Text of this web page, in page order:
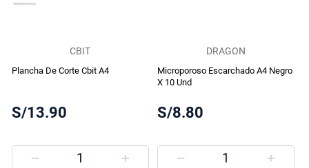
CBIT
Plancha De Corte Cbit A4
S/13.90
DRAGON
Microporoso Escarchado A4 Negro
X 10 Und
S/8.80